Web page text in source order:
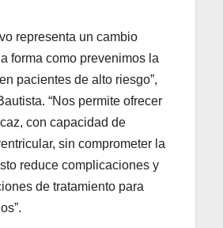
representa un cambio
forma como prevenimos la
pacientes de alto riesgo”,
“Nos permite ofrecer
con capacidad de
sin comprometer la
reduce complicaciones y
de tratamiento para